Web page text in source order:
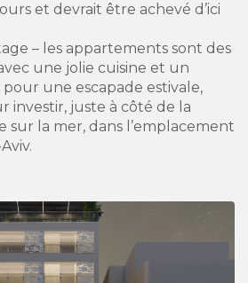
et devrait être achevé d’ici
– les appartements sont des
une jolie cuisine et un
pour une escapade estivale,
investir, juste à côté de la
sur la mer, dans l’emplacement